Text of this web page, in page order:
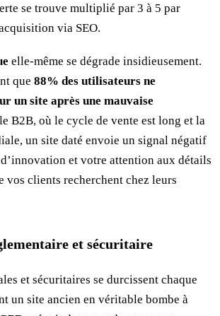
se trouve multiplié par 3 à 5 par
via SEO.
elle-même se dégrade insidieusement.
que 88% des utilisateurs ne
un site après une mauvaise
B2B, où le cycle de vente est long et la
un site daté envoie un signal négatif
et votre attention aux détails
vos clients recherchent chez leurs
et sécuritaire
et sécuritaires se durcissent chaque
un site ancien en véritable bombe à